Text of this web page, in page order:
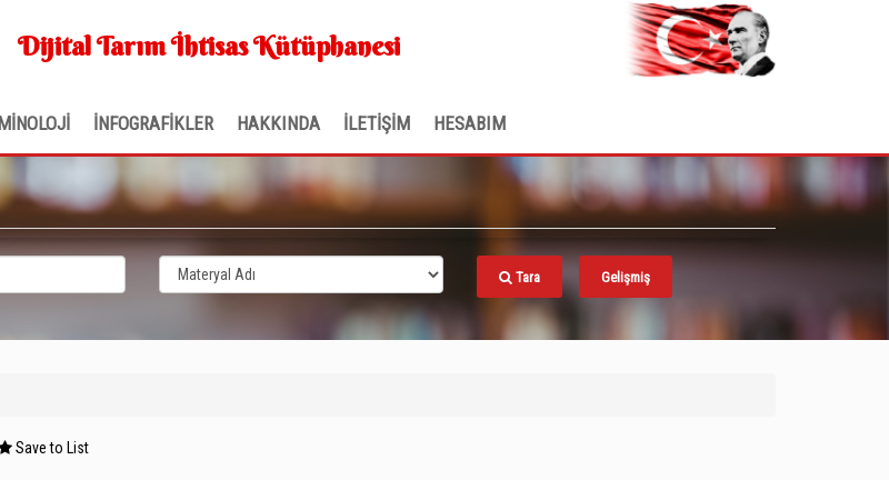
Dijital Tarım İhtisas Kütüphanesi
İNFOGRAFİKLER HAKKINDA İLETİŞİM HESABIM
Tara Gelişmiş
Save to List